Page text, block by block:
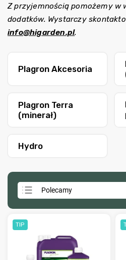
Z przyjemnością pomożemy w
dodatków. Wystarczy
info@higarden.pl.
Plagron Akcesoria
Plagron Terra
(minerał)
Hydro
Polecamy
Najczęściej sprzedawane
Alfabetycznie
TIP